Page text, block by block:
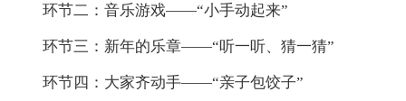
环节二：音乐游戏——“小手动起来”
环节三：新年的乐章——“听一听、猜一猜”
环节四：大家齐动手——“亲子包饺子”